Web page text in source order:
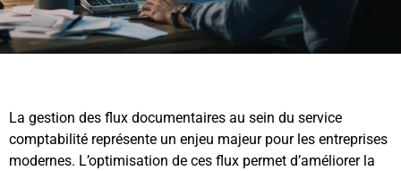
La gestion des flux documentaires au sein du service
comptabilité représente un enjeu majeur pour les entreprises
modernes. L’optimisation de ces flux permet d’améliorer la